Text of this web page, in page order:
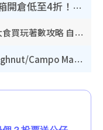
開倉優惠｜尖沙咀名牌行李箱開倉低至4折！一連5日 American Tourister/ace./Hallmark $200起！
【8月生日優惠2026】全港85大食買玩著數攻略 自助餐/火鍋放題同行免費＋誠品/DONKI送現金券
開倉優惠｜銅鑼灣時代廣場Doughnut/Campo Marzio開倉低至1折！背囊、書包、手袋劈價$200起